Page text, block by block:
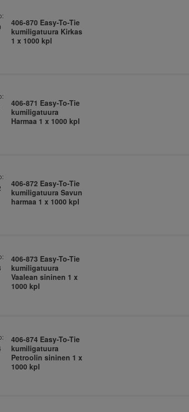
406-870 Easy-To-Tie
kumiligatuura Kirkas
1 x 1000 kpl
406-871 Easy-To-Tie
kumiligatuura
Harmaa 1 x 1000 kpl
406-872 Easy-To-Tie
kumiligatuura Savun
harmaa 1 x 1000 kpl
406-873 Easy-To-Tie
kumiligatuura
Vaalean sininen 1 x
1000 kpl
406-874 Easy-To-Tie
kumiligatuura
Petroolin sininen 1 x
1000 kpl